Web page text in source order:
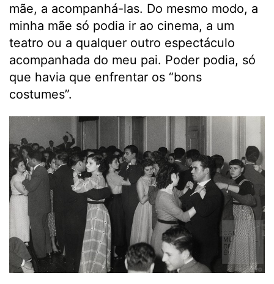
mãe, a acompanhá-las. Do mesmo modo, a
minha mãe só podia ir ao cinema, a um
teatro ou a qualquer outro espectáculo
acompanhada do meu pai. Poder podia, só
que havia que enfrentar os “bons
costumes”.